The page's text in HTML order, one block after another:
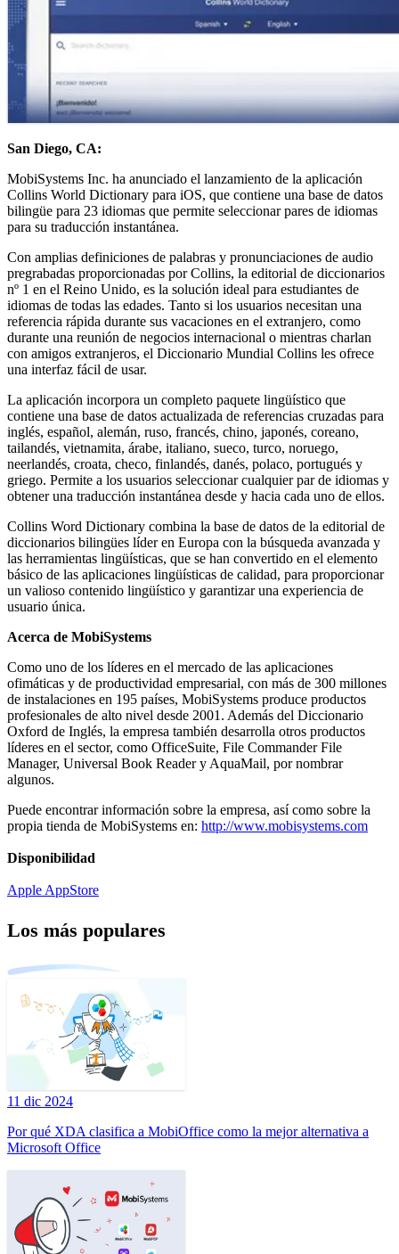
San Diego, CA:
MobiSystems Inc. ha anunciado el lanzamiento de la aplicación
Collins World Dictionary para iOS, que contiene una base de datos
bilingüe para 23 idiomas que permite seleccionar pares de idiomas
para su traducción instantánea.
Con amplias definiciones de palabras y pronunciaciones de audio
pregrabadas proporcionadas por Collins, la editorial de diccionarios
nº 1 en el Reino Unido, es la solución ideal para estudiantes de
idiomas de todas las edades. Tanto si los usuarios necesitan una
referencia rápida durante sus vacaciones en el extranjero, como
durante una reunión de negocios internacional o mientras charlan
con amigos extranjeros, el Diccionario Mundial Collins les ofrece
una interfaz fácil de usar.
La aplicación incorpora un completo paquete lingüístico que
contiene una base de datos actualizada de referencias cruzadas para
inglés, español, alemán, ruso, francés, chino, japonés, coreano,
tailandés, vietnamita, árabe, italiano, sueco, turco, noruego,
neerlandés, croata, checo, finlandés, danés, polaco, portugués y
griego. Permite a los usuarios seleccionar cualquier par de idiomas y
obtener una traducción instantánea desde y hacia cada uno de ellos.
Collins Word Dictionary combina la base de datos de la editorial de
diccionarios bilingües líder en Europa con la búsqueda avanzada y
las herramientas lingüísticas, que se han convertido en el elemento
básico de las aplicaciones lingüísticas de calidad, para proporcionar
un valioso contenido lingüístico y garantizar una experiencia de
usuario única.
Acerca de MobiSystems
Como uno de los líderes en el mercado de las aplicaciones
ofimáticas y de productividad empresarial, con más de 300 millones
de instalaciones en 195 países, MobiSystems produce productos
profesionales de alto nivel desde 2001. Además del Diccionario
Oxford de Inglés, la empresa también desarrolla otros productos
líderes en el sector, como OfficeSuite, File Commander File
Manager, Universal Book Reader y AquaMail, por nombrar
algunos.
Puede encontrar información sobre la empresa, así como sobre la
propia tienda de MobiSystems en: http://www.mobisystems.com
Disponibilidad
Apple AppStore
Los más populares
11 dic 2024
Por qué XDA clasifica a MobiOffice como la mejor alternativa a
Microsoft Office